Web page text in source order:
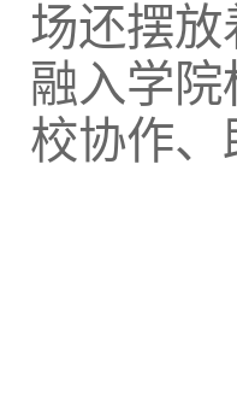
场还摆
融入学
校协作